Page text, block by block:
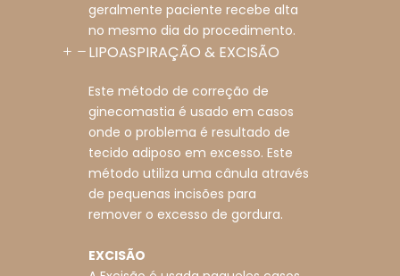
geralmente paciente recebe alta
no mesmo dia do procedimento.
LIPOASPIRAÇÃO & EXCISÃO
Este método de correção de
ginecomastia é usado em casos
onde o problema é resultado de
tecido adiposo em excesso. Este
método utiliza uma cânula através
de pequenas incisões para
remover o excesso de gordura.
EXCISÃO